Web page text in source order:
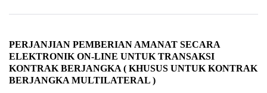
PERJANJIAN PEMBERIAN AMANAT SECARA
ELEKTRONIK ON-LINE UNTUK TRANSAKSI
KONTRAK BERJANGKA ( KHUSUS UNTUK KONTRAK
BERJANGKA MULTILATERAL )